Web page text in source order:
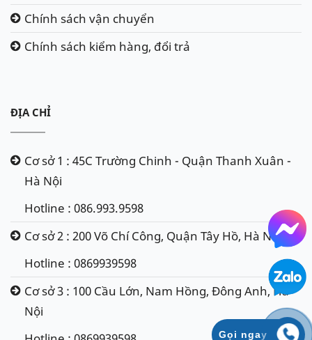
Chính sách vận chuyển
Chính sách kiểm hàng, đổi trả
ĐỊA CHỈ
Cơ sở 1 : 45C Trường Chinh - Quận Thanh Xuân -
Hà Nội
Hotline : 086.993.9598
Cơ sở 2 : 200 Võ Chí Công, Quận Tây Hồ, Hà Nội
Hotline : 0869939598
Cơ sở 3 : 100 Cầu Lớn, Nam Hồng, Đông Anh, Hà
Nội
Gọi ngay